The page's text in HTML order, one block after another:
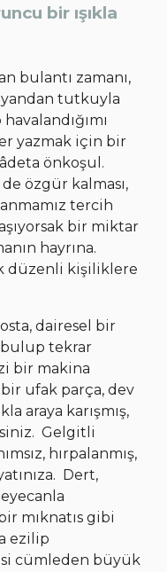
bir ışıkla
bulantı zamanı,
yandan tutkuyla
yazmak için bir
önkoşul.
özgür kalması,
tercih
bir miktar
hayrına.
düzenli kişiliklere
dairesel bir
tekrar
bir makina
ufak parça, dev
araya karışmış,
Gelgitli
hırpalanmış,
Dert,
mıknatıs gibi
ezilip
cümleden büyük